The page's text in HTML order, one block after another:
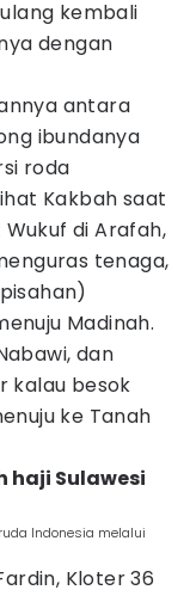
kembali
dengan
antara
ibundanya
roda
Kakbah saat
di Arafah,
tenaga,
Madinah.
dan
kalau besok
ke Tanah
haji Sulawesi
Indonesia melalui
Kloter 36